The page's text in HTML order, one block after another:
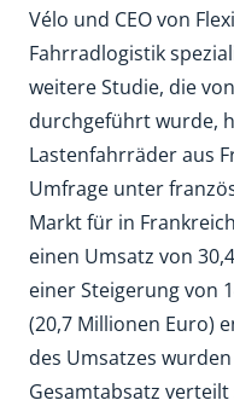
Vélo und CEO von
Fahrradlogistik
weitere Studie, die
durchgeführt wurde,
Lastenfahrräder aus
Umfrage unter
Markt für in
einen Umsatz von
einer Steigerung von
(20,7 Millionen Euro)
des Umsatzes
Gesamtabsatz